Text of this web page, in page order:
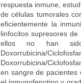
respuesta inmune,
de células tumorales
eficientemente la
linfocitos supresores
ellos no han
Doxorrubicina/
Doxorrubicina/
en sangre de pacientes